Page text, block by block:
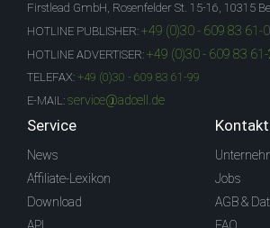
Firstlead GmbH, Rosenfelder St. 15-16, 10315
HOTLINE PUBLISHER: +49 (0)30 - 609 83 61-0
HOTLINE ADVERTISER: +49 (0)30 - 609 83
TELEFAX: +49 (0)30 - 609 83 61-99
E-MAIL: service@adcell.de
Service
News
Affiliate-Lexikon
Download
Kontakt
Jobs
AGB &